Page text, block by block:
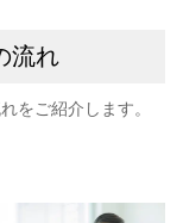
流れ
をご紹介します。